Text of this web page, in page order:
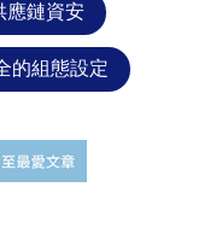
應鏈資安
的組態設定